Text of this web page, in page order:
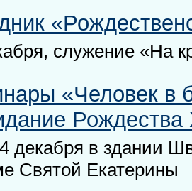
служение «На
«Человек в
Рождества
декабря в здании
Святой Екатерины